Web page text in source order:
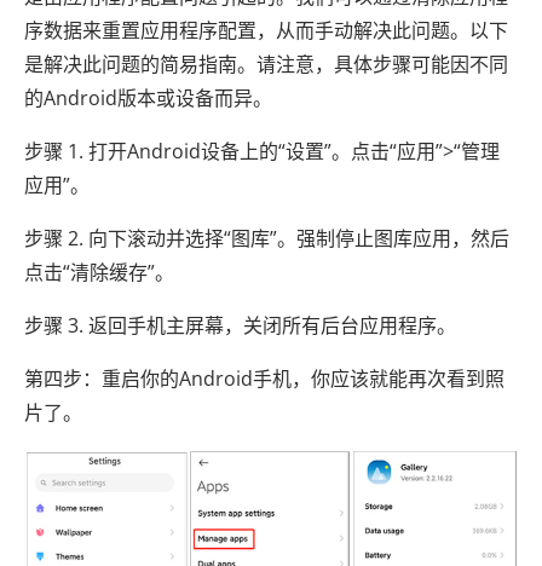
序数据来重置应用程序配置，从而手动解决此问题。以下
是解决此问题的简易指南。请注意，具体步骤可能因不同
的Android版本或设备而异。
步骤 1. 打开Android设备上的“设置”。点击“应用”>“管理
应用”。
步骤 2. 向下滚动并选择“图库”。强制停止图库应用，然后
点击“清除缓存”。
步骤 3. 返回手机主屏幕，关闭所有后台应用程序。
第四步：重启你的Android手机，你应该就能再次看到照
片了。